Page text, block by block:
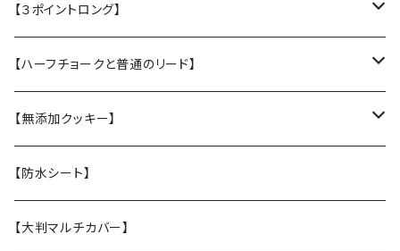
・L大型犬用★Police Lead
・M中型犬用 高さある子
【張替え】布部分を新品に交換
【３ポイントロング】
・L大型犬 走る・登る・アクティブ系
・M 中型犬用 コーギー・ボーダー・柴犬
・S 小型犬用 小さい子はこちら
・【張替え】布部分を新品に交換
【ハーフチョークと普通のリード】
・【L】レトリバーサイズ（横幅2.5cm）
・【M】中型犬サイズ(横幅2cm）
・【S】 小型犬サイズ（横幅1,5cm）
【無添加クッキー】
うちの子オリジナル
お悔やみクッキー
【防水シート】
【大判マルチカバー】